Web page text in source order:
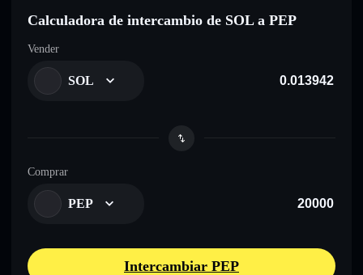
Calculadora de intercambio de SOL a PEP
Vender
SOL
Comprar
PEP
Intercambiar PEP